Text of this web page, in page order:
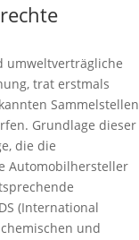
umweltverträgliche
trat erstmals
Sammelstellen
Grundlage dieser
die die
Automobilhersteller
(International
und